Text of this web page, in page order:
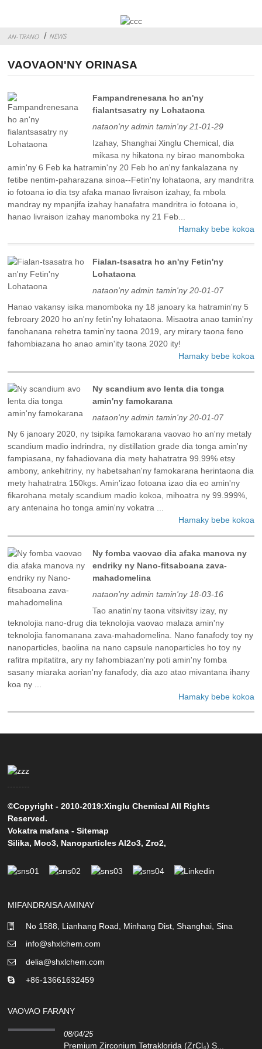
AN-TRANO NEWS
VAOVAON'NY ORINASA
Fampandrenesana ho an'ny
fialantsasatry ny Lohataona
nataon'ny admin tamin'ny 21-01-29
Izahay, Shanghai Xinglu Chemical, dia
mikasa ny hikatona ny birao manomboka
amin'ny 6 Feb ka hatramin'ny 20 Feb ho an'ny fankalazana ny
fetibe nentim-paharazana sinoa--Fetin'ny lohataona, ary mandritra
io fotoana io dia tsy afaka manao livraison izahay, fa mbola
mandray ny mpanjifa izahay hanafatra mandritra io fotoana io,
hanao livraison izahay manomboka ny 21 Feb...
Hamaky bebe kokoa
Fialan-tsasatra ho an'ny Fetin'ny
Lohataona
nataon'ny admin tamin'ny 20-01-07
Hanao vakansy isika manomboka ny 18 janoary ka hatramin'ny 5
febroary 2020 ho an'ny fetin'ny lohataona. Misaotra anao tamin'ny
fanohanana rehetra tamin'ny taona 2019, ary mirary taona feno
fahombiazana ho anao amin'ity taona 2020 ity!
Hamaky bebe kokoa
Ny scandium avo lenta dia tonga
amin'ny famokarana
nataon'ny admin tamin'ny 20-01-07
Ny 6 janoary 2020, ny tsipika famokarana vaovao ho an'ny metaly
scandium madio indrindra, ny distillation grade dia tonga amin'ny
fampiasana, ny fahadiovana dia mety hahatratra 99.99% etsy
ambony, ankehitriny, ny habetsahan'ny famokarana herintaona dia
mety hahatratra 150kgs. Amin'izao fotoana izao dia eo amin'ny
fikarohana metaly scandium madio kokoa, mihoatra ny 99.999%,
ary antenaina ho tonga amin'ny vokatra ...
Hamaky bebe kokoa
Ny fomba vaovao dia afaka manova ny
endriky ny Nano-fitsaboana zava-
mahadomelina
nataon'ny admin tamin'ny 18-03-16
Tao anatin'ny taona vitsivitsy izay, ny
teknolojia nano-drug dia teknolojia vaovao malaza amin'ny
teknolojia fanomanana zava-mahadomelina. Nano fanafody toy ny
nanoparticles, baolina na nano capsule nanoparticles ho toy ny
rafitra mpitatitra, ary ny fahombiazan'ny poti amin'ny fomba
sasany miaraka aorian'ny fanafody, dia azo atao mivantana ihany
koa ny ...
Hamaky bebe kokoa
©Copyright - 2010-2019:Xinglu Chemical All Rights
Reserved.
Vokatra mafana -Sitemap
Silika, Moo3, Nanoparticles Al2o3,Zro2,
MIFANDRAISA AMINAY
No 1588, Lianhang Road, Minhang Dist, Shanghai, Sina
info@shxlchem.com
delia@shxlchem.com
+86-13661632459
VAOVAO FARANY
08/04/25
Premium Zirconium Tetraklorida (ZrCl₄) S...